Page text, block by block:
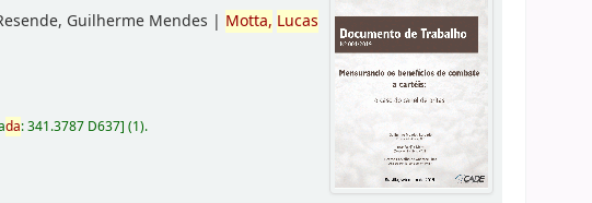
Guilherme Mendes | Motta, Lucas
da:341.3787 D637](1).